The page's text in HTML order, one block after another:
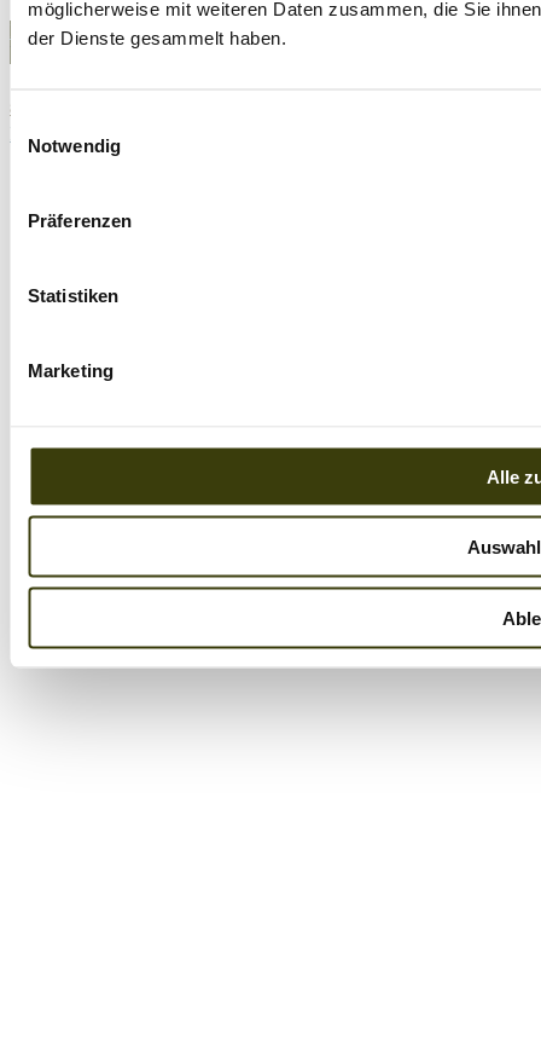
möglicherweise mit weiteren Daten zusammen, die Sie
der Dienste gesammelt haben.
Einwilligungsauswahl
Notwendig
Präferenzen
Statistiken
Marketing
Alle
Impressum|Datenschutz| Copyright © 2026 | Offizieller REiCO
Vertriebspartner - Hundefutter Vital das Original seit 2009
REICO Partner Hundefutter Vital
83